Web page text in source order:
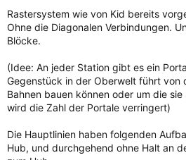
Rastersystem wie von Kid bereits
Ohne die Diagonalen Verbindungen.
Blöcke.
(Idee: An jeder Station gibt es ein
Gegenstück in der Oberwelt führt von
Bahnen bauen können oder um die
wird die Zahl der Portale verringert)
Die Hauptlinien haben folgenden
Hub, und durchgehend ohne Halt an